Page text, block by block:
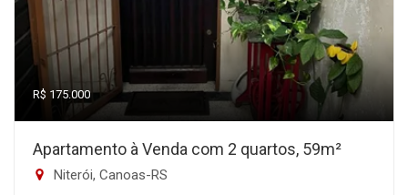
R$ 175.000
Apartamento à Venda com 2 quartos, 59m²
Niterói, Canoas-RS